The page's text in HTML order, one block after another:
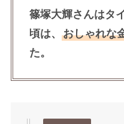
篠塚大輝さんはタ
頃は、 おしゃれな
た。